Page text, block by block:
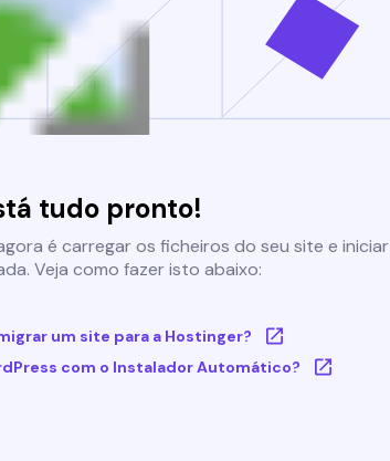
tudo pronto!
é carregar os ficheiros do seu site e iniciar
Veja como fazer isto abaixo:
um site para a Hostinger?
com o Instalador Automático?